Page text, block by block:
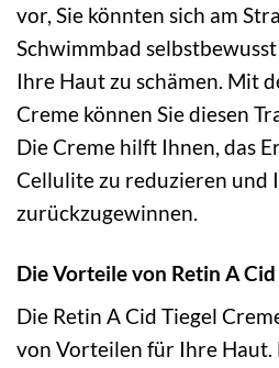
vor, Sie könnten sich am
Schwimmbad
Ihre Haut zu schämen. Mit
Creme können Sie diesen
Die Creme hilft Ihnen, das
Cellulite zu reduzieren und
zurückzugewinnen.
Die Vorteile von Retin A
Die Retin A Cid Tiegel
von Vorteilen für Ihre Haut.